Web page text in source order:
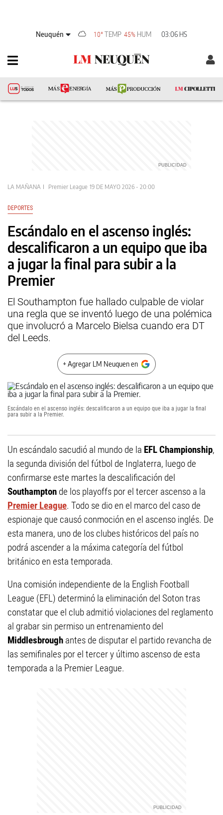
Neuquén 10°TEMP 45% HUM 03:06 HS
LA MAÑANA Premier League 19 DE MAYO 2026 - 20:00
DEPORTES
Escándalo en el ascenso inglés:
descalificaron a un equipo que iba
a jugar la final para subir a la
Premier
El Southampton fue hallado culpable de violar
una regla que se inventó luego de una polémica
que involucró a Marcelo Bielsa cuando era DT
del Leeds.
+ Agregar LM Neuquen en
Escándalo en el ascenso inglés: descalificaron a un equipo que iba a jugar la final
para subir a la Premier.
Un escándalo sacudió al mundo de la EFL Championship,
la segunda división del fútbol de Inglaterra, luego de
confirmarse este martes la descalificación del
Southampton de los playoffs por el tercer ascenso a la
Premier League. Todo se dio en el marco del caso de
espionaje que causó conmoción en el ascenso inglés. De
esta manera, uno de los clubes históricos del país no
podrá ascender a la máxima categoría del fútbol
británico en esta temporada.
Una comisión independiente de la English Football
League (EFL) determinó la eliminación del Soton tras
constatar que el club admitió violaciones del reglamento
al grabar sin permiso un entrenamiento del
Middlesbrough antes de disputar el partido revancha de
las semifinales por el tercer y último ascenso de esta
temporada a la Premier League.